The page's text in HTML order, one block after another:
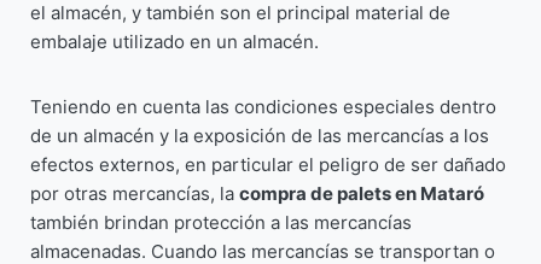
el almacén, y también son el principal material de
embalaje utilizado en un almacén.
Teniendo en cuenta las condiciones especiales dentro
de un almacén y la exposición de las mercancías a los
efectos externos, en particular el peligro de ser dañado
por otras mercancías, la compra de palets en Mataró
también brindan protección a las mercancías
almacenadas. Cuando las mercancías se transportan o